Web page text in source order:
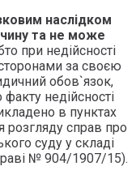
наслідком
та не може
при недійсності
за своєю
обов`язок,
недійсності
в пунктах
розгляду справ про
суду у складі
№ 904/1907/15).